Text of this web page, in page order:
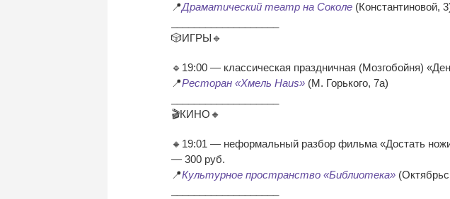
📍Драматический театр на Соколе (Константиновой,
🎲ИГРЫ🔹
🔹19:00 — классическая праздничная (Мозгобойня)
📍Ресторан «Хмель Haus» (М. Горького, 7а)
🎬КИНО🔸
🔸19:01 — неформальный разбор фильма «Достать
— 300 руб.
📍Культурное пространство «Библиотека»